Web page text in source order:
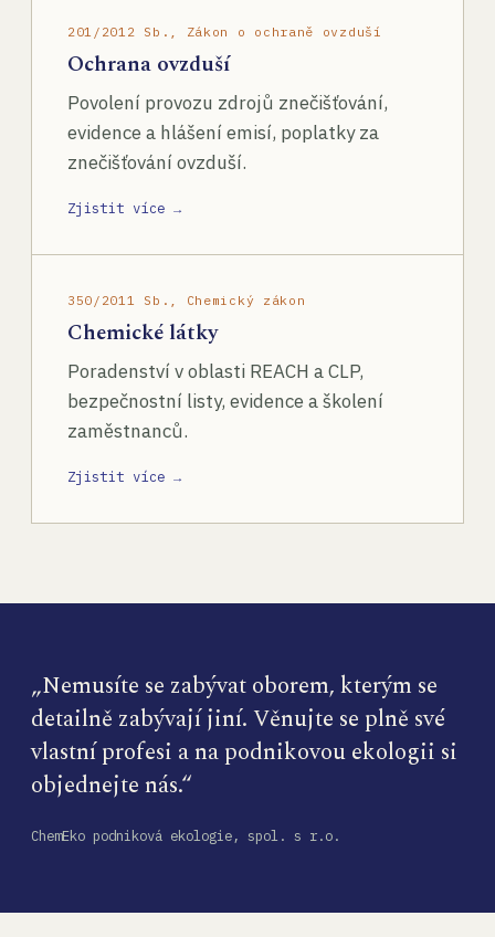
201/2012 Sb., Zákon o ochraně ovzduší
Ochrana ovzduší
Povolení provozu zdrojů znečišťování,
evidence a hlášení emisí, poplatky za
znečišťování ovzduší.
Zjistit více →
350/2011 Sb., Chemický zákon
Chemické látky
Poradenství v oblasti REACH a CLP,
bezpečnostní listy, evidence a školení
zaměstnanců.
Zjistit více →
„Nemusíte se zabývat oborem, kterým se
detailně zabývají jiní. Věnujte se plně své
vlastní profesi a na podnikovou ekologii si
objednejte nás.“
ChemEko podniková ekologie, spol. s r.o.